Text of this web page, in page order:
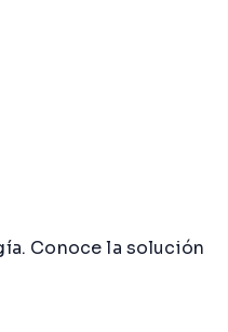
Conoce la solución